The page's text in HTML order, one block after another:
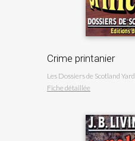
Crime printanier
Les Dossiers de Scotland Yard
Fiche détaillée